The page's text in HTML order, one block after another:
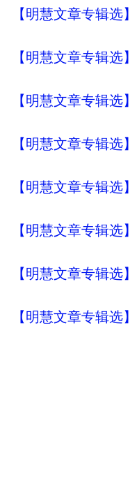
【明慧文章专辑
【明慧文章专辑
【明慧文章专辑
【明慧文章专辑
【明慧文章专辑
【明慧文章专辑
【明慧文章专辑
【明慧文章专辑